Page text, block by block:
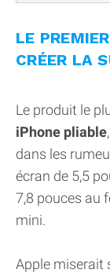
LE
CRÉER LA
Le produit le
iPhone pliable
dans les
écran de 5,5
7,8 pouces au
mini.
Apple miserait